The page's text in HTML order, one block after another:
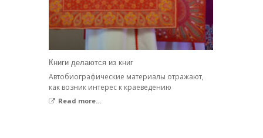
Книги делаются из книг
Автобиографические материалы отражают,
как возник интерес к краеведению
Read more...